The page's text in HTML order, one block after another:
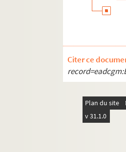
Les
Der
Der
Der
Jérome
Jérome
Zur
Zur
Citer ce
Plan du site
v 31.1.0